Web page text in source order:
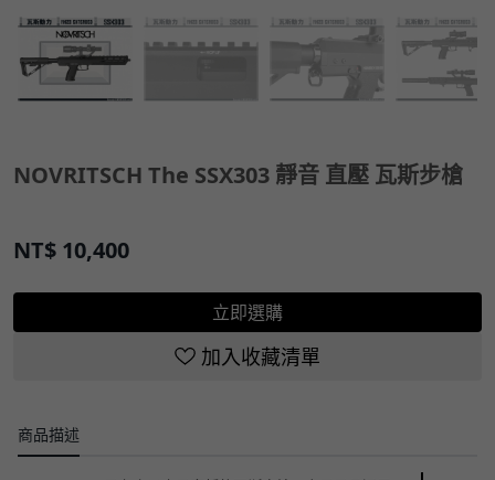
NOVRITSCH The SSX303 靜音 直壓 瓦斯步槍
NT$ 10,400
立即選購
加入收藏清單
商品描述